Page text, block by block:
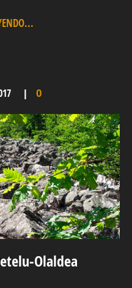
0
Olaldea